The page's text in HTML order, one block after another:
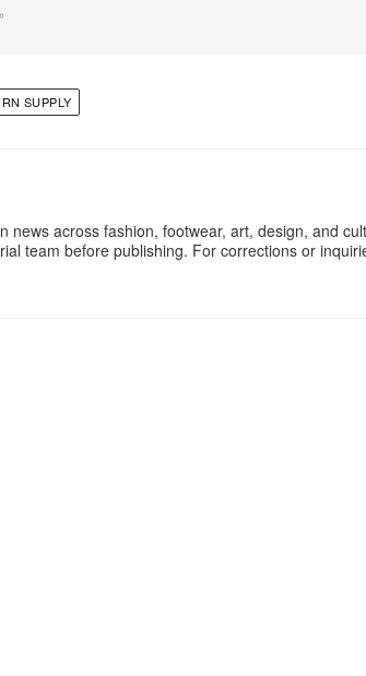
。
SUPPLY
news across fashion, footwear, art, design, and
team before publishing. For corrections or